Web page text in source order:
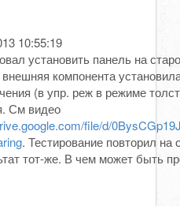
10:55:19
установить панель на
компонента
(в упр. реж в режиме
См видео
file/d/
. Тестирование повторил
тот-же. В чем может быть